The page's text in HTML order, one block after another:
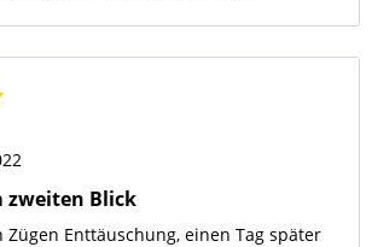
zweiten Blick
Zügen Enttäuschung, einen Tag später